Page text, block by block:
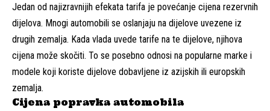
Jedan od najizravnijih efekata tarifa je povećanje cijena rezervnih
dijelova. Mnogi automobili se oslanjaju na dijelove uvezene iz
drugih zemalja. Kada vlada uvede tarife na te dijelove, njihova
cijena može skočiti. To se posebno odnosi na popularne marke i
modele koji koriste dijelove dobavljene iz azijskih ili europskih
zemalja.
Cijena popravka automobila